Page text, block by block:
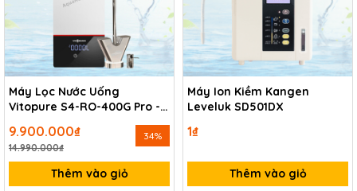
Máy Lọc Nước Uống
Vitopure S4-RO-400G Pro -
9.900.000₫
14.990.000₫
34%
Thêm vào giỏ
Máy Ion Kiềm Kangen
Leveluk SD501DX
1₫
Thêm vào giỏ